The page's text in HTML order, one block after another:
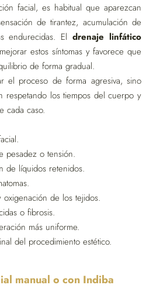
facial, es habitual que aparezcan
de tirantez, acumulación de
endurecidas. Eldrenaje linfático
estos síntomas y favorece que
de forma gradual.
el proceso de forma agresiva, sino
respetando los tiempos del cuerpo y
cada caso.
pesadez o tensión.
de líquidos retenidos.
de los tejidos.
o fibrosis.
más uniforme.
del procedimiento estético.
manual o con Indiba